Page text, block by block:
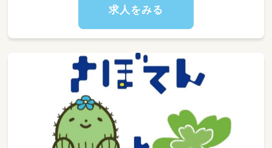
・書類作成業務（個別支援計画書作成等）
・担当者会議等の相談支援業務
・児童の送迎等
【従事すべき業務の範囲：会社の定める業務】
【就業場所の変更の範囲：会社の定める場所】
求人をみる